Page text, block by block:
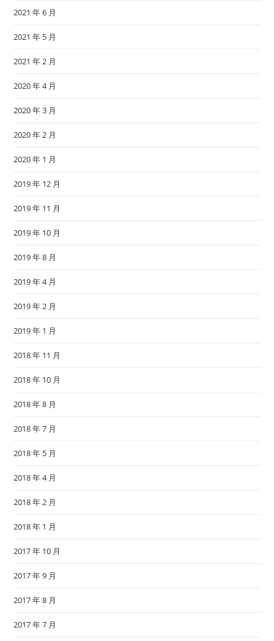
2021 年 6 月
2021 年 5 月
2021 年 2 月
2020 年 4 月
2020 年 3 月
2020 年 2 月
2020 年 1 月
2019 年 12 月
2019 年 11 月
2019 年 10 月
2019 年 8 月
2019 年 4 月
2019 年 2 月
2019 年 1 月
2018 年 11 月
2018 年 10 月
2018 年 8 月
2018 年 7 月
2018 年 5 月
2018 年 4 月
2018 年 2 月
2018 年 1 月
2017 年 10 月
2017 年 9 月
2017 年 8 月
2017 年 7 月